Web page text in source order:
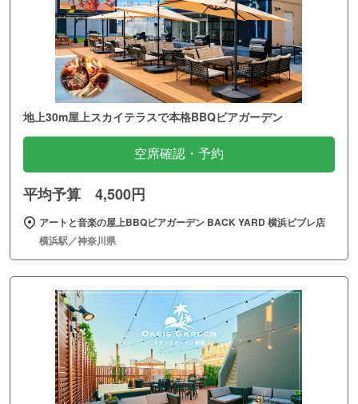
地上30m屋上スカイテラスで本格BBQビアガーデン
空席確認・予約
平均予算 4,500円
アートと音楽の屋上BBQビアガーデン BACK YARD 横浜ビブレ店
横浜駅／神奈川県